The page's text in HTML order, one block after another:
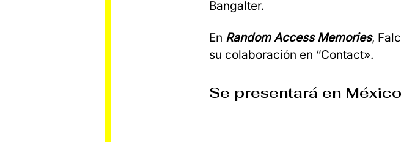
Bangalter.
En Random Access Memories,
su colaboración en “Contact».
Se presentará en México